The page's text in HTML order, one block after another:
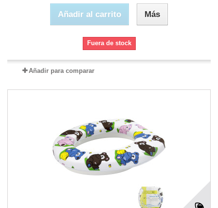
Añadir al carrito Más
Fuera de stock
Añadir para comparar